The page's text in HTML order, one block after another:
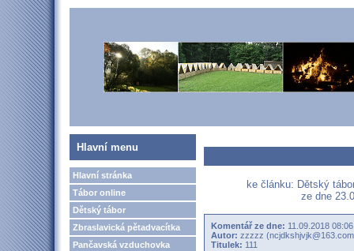
Hlavní menu
Hlavní stránka
Tábor online
Dětský tábor
Zbraslavická pětadvacítka
Pančavská vzduchovka
ke článku: Dětský
ze dne
Komentář ze dne: 11.09.2018
Autor: zzzzz
Titulek: 111